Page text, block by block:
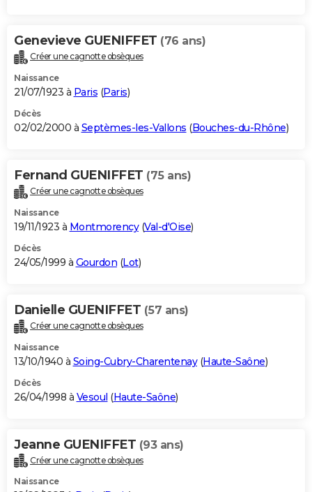
Genevieve GUENIFFET (76 ans)
Créer une cagnotte obsèques
Naissance
21/07/1923 à Paris (Paris)
Décès
02/02/2000 à Septèmes-les-Vallons (Bouches-du-Rhône)
Fernand GUENIFFET (75 ans)
Créer une cagnotte obsèques
Naissance
19/11/1923 à Montmorency(Val-d'Oise)
Décès
24/05/1999 à Gourdon (Lot)
Danielle GUENIFFET (57 ans)
Créer une cagnotte obsèques
Naissance
13/10/1940 à Soing-Cubry-Charentenay(Haute-Saône)
Décès
26/04/1998 à Vesoul (Haute-Saône)
Jeanne GUENIFFET (93 ans)
Créer une cagnotte obsèques
Naissance